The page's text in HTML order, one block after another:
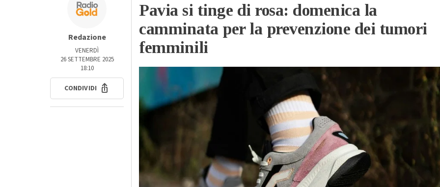
Redazione
VENERDÌ
26 SETTEMBRE 2025
18:10
CONDIVIDI
Pavia si tinge di rosa: domenica la
camminata per la prevenzione dei tumori
femminili